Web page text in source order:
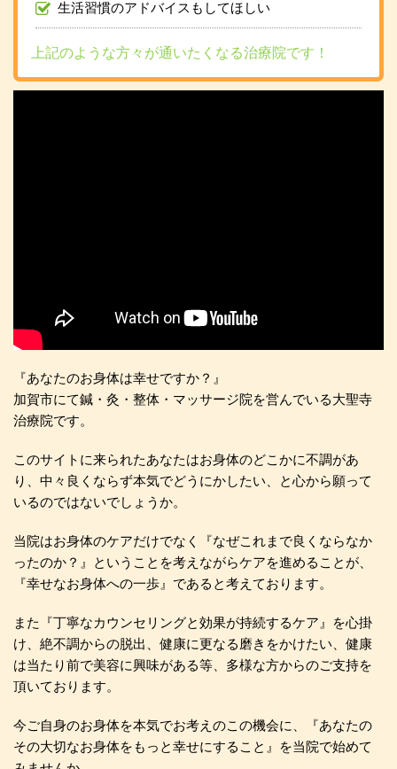
生活習慣のアドバイスもしてほしい
上記のような方々が通いたくなる治療院です！
『あなたのお身体は幸せですか？』
加賀市にて鍼・灸・整体・マッサージ院を営んでいる大聖寺
治療院です。
このサイトに来られたあなたはお身体のどこかに不調があ
り、中々良くならず本気でどうにかしたい、と心から願って
いるのではないでしょうか。
当院はお身体のケアだけでなく『なぜこれまで良くならなか
ったのか？』ということを考えながらケアを進めることが、
『幸せなお身体への一歩』であると考えております。
また『丁寧なカウンセリングと効果が持続するケア』を心掛
け、絶不調からの脱出、健康に更なる磨きをかけたい、健康
は当たり前で美容に興味がある等、多様な方からのご支持を
頂いております。
今ご自身のお身体を本気でお考えのこの機会に、『あなたの
その大切なお身体をもっと幸せにすること』を当院で始めて